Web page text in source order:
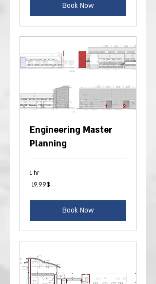
Book Now
Engineering Master
Planning
1 hr
19.99
דולר
‏19.99 ‏$
Book Now